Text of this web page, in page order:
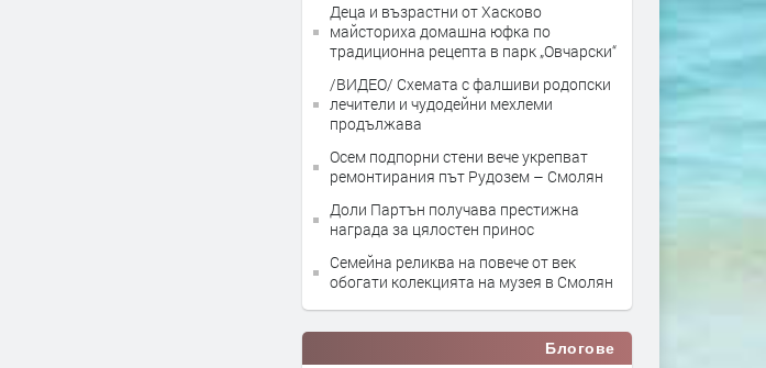
Деца и възрастни от Хасково
майсториха домашна юфка по
традиционна рецепта в парк „Овчарски“
/ВИДЕО/ Схемата с фалшиви родопски
лечители и чудодейни мехлеми
продължава
Осем подпорни стени вече укрепват
ремонтирания път Рудозем – Смолян
Доли Партън получава престижна
награда за цялостен принос
Семейна реликва на повече от век
обогати колекцията на музея в Смолян
Блогове